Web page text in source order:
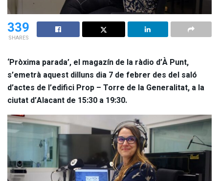
339
SHARES
‘Pròxima parada’, el magazín de la ràdio d’À Punt,
s’emetrà aquest dilluns dia 7 de febrer des del saló
d’actes de l’edifici Prop – Torre de la Generalitat, a la
ciutat d’Alacant de 15:30 a 19:30.